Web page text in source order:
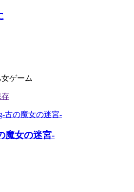
ゲーム
魔女の迷宮-